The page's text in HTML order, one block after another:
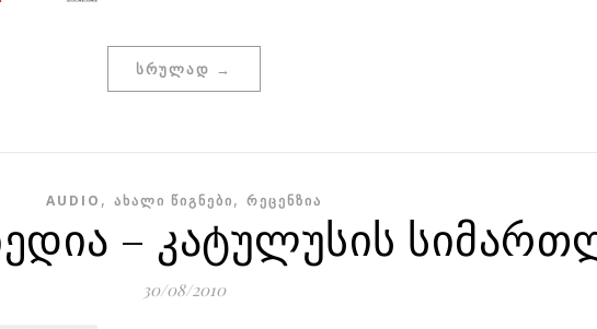
ᲡᲠᲣᲚᲐᲓ →
AUDIO , ᲐᲮᲐᲚᲘ ᲬᲘᲒᲜᲔᲑᲘ, ᲠᲔᲪᲔᲜᲖᲘᲐ
– კატულუსის
30/08/2010